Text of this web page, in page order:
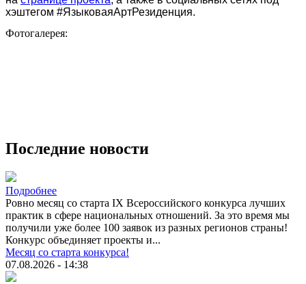
хэштегом #ЯзыковаяАртРезиденция.
Фотогалерея:
Последние новости
Подробнее
Ровно месяц со старта IX Всероссийского конкурса лучших
практик в сфере национальных отношений. За это время мы
получили уже более 100 заявок из разных регионов страны!
Конкурс объединяет проекты и...
Месяц со старта конкурса!
07.08.2026 - 14:38